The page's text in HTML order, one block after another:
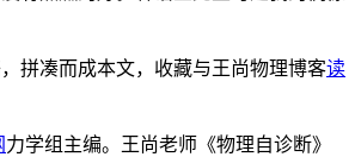
拼凑而成本文，收藏与王尚物理博客读
力学组主编。王尚老师《物理自诊断》